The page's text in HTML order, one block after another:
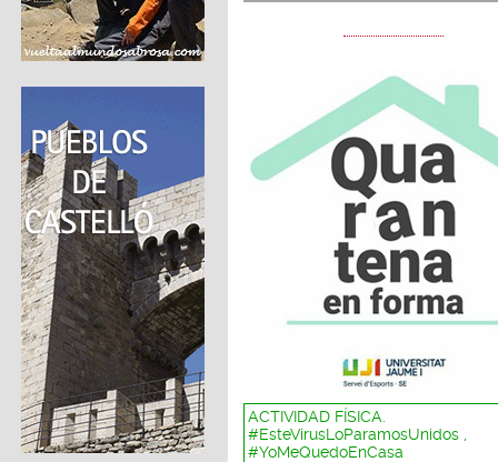
ACTIVIDAD FÍSICA.
#EsteVirusLoParamosUnidos ,
#YoMeQuedoEnCasa